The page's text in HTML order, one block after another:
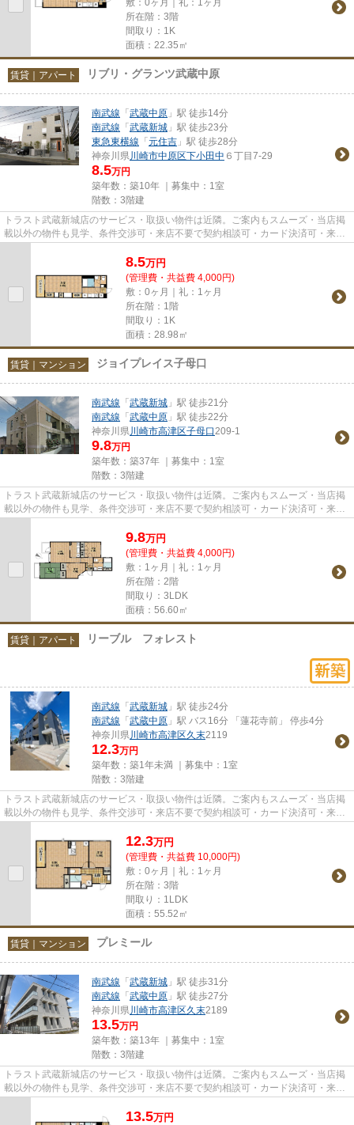
敷：0ヶ月｜礼：1ヶ月
所在階：3階
間取り：1K
面積：22.35㎡
賃貸｜アパート リブリ・グランツ武蔵中原
南武線 「武蔵中原 」駅 徒歩14分
南武線 「武蔵新城 」駅 徒歩23分
東急東横線 「元住吉 」駅 徒歩28分
神奈川県川崎市中原区下小田中 ６丁目7-29
8.5万円
築年数：築10年 ｜募集中： 1室
階数：3階建
トラスト武蔵新城店のサービス・取扱い物件は近隣。ご案内もスムーズ・当店掲
載以外の物件も見学、条件交渉可・来店不要で契約相談可・カード決済可・来店
時無料駐車場有（要電話予約...
8.5万円
(管理費・共益費 4,000円)
敷：0ヶ月｜礼：1ヶ月
所在階：1階
間取り：1K
面積：28.98㎡
賃貸｜マンション ジョイプレイス子母口
南武線 「武蔵新城 」駅 徒歩21分
南武線 「武蔵中原 」駅 徒歩22分
神奈川県川崎市高津区子母口209-1
9.8万円
築年数：築37年 ｜募集中： 1室
階数：3階建
トラスト武蔵新城店のサービス・取扱い物件は近隣。ご案内もスムーズ・当店掲
載以外の物件も見学、条件交渉可・来店不要で契約相談可・カード決済可・来店
時無料駐車場有（要電話予約...
9.8万円
(管理費・共益費 4,000円)
敷：1ヶ月｜礼：1ヶ月
所在階：2階
間取り：3LDK
面積：56.60㎡
賃貸｜アパート リーブル フォレスト
南武線 「武蔵新城 」駅 徒歩24分
南武線 「武蔵中原 」駅 バス16分 「蓮花寺前」 停歩4分
神奈川県川崎市高津区久末2119
12.3万円
築年数：築1年未満 ｜募集中： 1室
階数：3階建
トラスト武蔵新城店のサービス・取扱い物件は近隣。ご案内もスムーズ・当店掲
載以外の物件も見学、条件交渉可・来店不要で契約相談可・カード決済可・来店
時無料駐車場有（要電話予約...
12.3万円
(管理費・共益費 10,000円)
敷：0ヶ月｜礼：1ヶ月
所在階：3階
間取り：1LDK
面積：55.52㎡
賃貸｜マンション プレミール
南武線 「武蔵新城 」駅 徒歩31分
南武線 「武蔵中原 」駅 徒歩27分
神奈川県川崎市高津区久末2189
13.5万円
築年数：築13年 ｜募集中： 1室
階数：3階建
トラスト武蔵新城店のサービス・取扱い物件は近隣。ご案内もスムーズ・当店掲
載以外の物件も見学、条件交渉可・来店不要で契約相談可・カード決済可・来店
時無料駐車場有（要電話予約...
13.5万円